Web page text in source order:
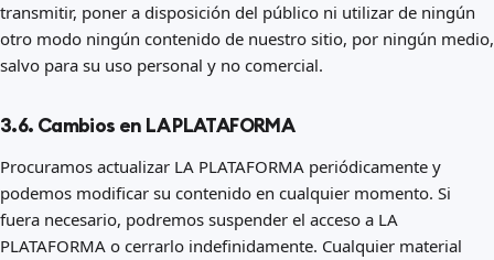
transmitir, poner a disposición del público ni utilizar de ningún
otro modo ningún contenido de nuestro sitio, por ningún medio,
salvo para su uso personal y no comercial.
3.6. Cambios en LA PLATAFORMA
Procuramos actualizar LA PLATAFORMA periódicamente y
podemos modificar su contenido en cualquier momento. Si
fuera necesario, podremos suspender el acceso a LA
PLATAFORMA o cerrarlo indefinidamente. Cualquier material